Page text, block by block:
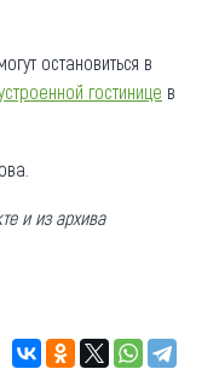
остановиться в
гостинице в
и из архива